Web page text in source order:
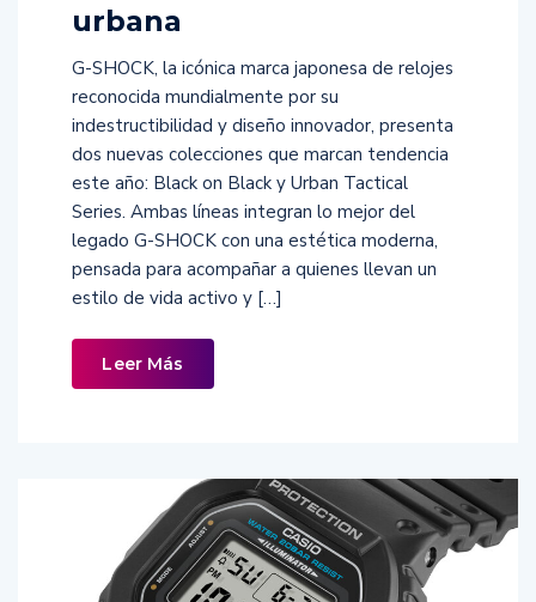
urbana
G-SHOCK, la icónica marca japonesa de relojes
reconocida mundialmente por su
indestructibilidad y diseño innovador, presenta
dos nuevas colecciones que marcan tendencia
este año: Black on Black y Urban Tactical
Series. Ambas líneas integran lo mejor del
legado G-SHOCK con una estética moderna,
pensada para acompañar a quienes llevan un
estilo de vida activo y […]
Leer Más